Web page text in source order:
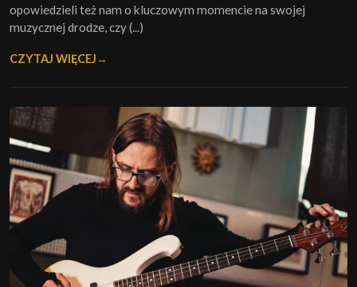
opowiedzieli też nam o kluczowym momencie na swojej
muzycznej drodze, czy (...)
CZYTAJ WIĘCEJ